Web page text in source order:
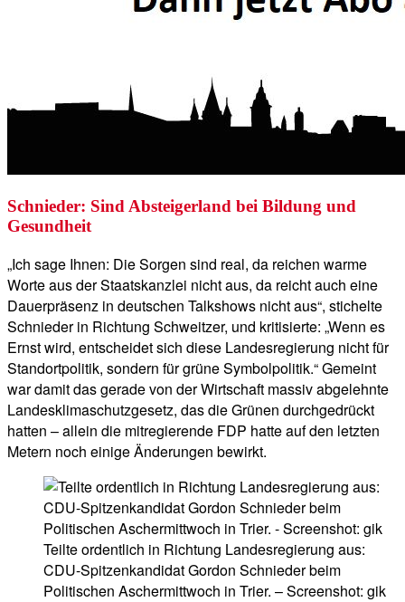
Schnieder: Sind Absteigerland bei Bildung und
Gesundheit
„Ich sage Ihnen: Die Sorgen sind real, da reichen warme
Worte aus der Staatskanzlei nicht aus, da reicht auch eine
Dauerpräsenz in deutschen Talkshows nicht aus“, stichelte
Schnieder in Richtung Schweitzer, und kritisierte: „Wenn es
Ernst wird, entscheidet sich diese Landesregierung nicht für
Standortpolitik, sondern für grüne Symbolpolitik.“ Gemeint
war damit das gerade von der Wirtschaft massiv abgelehnte
Landesklimaschutzgesetz, das die Grünen durchgedrückt
hatten – allein die mitregierende FDP hatte auf den letzten
Metern noch einige Änderungen bewirkt.
Teilte ordentlich in Richtung Landesregierung aus:
CDU-Spitzenkandidat Gordon Schnieder beim
Politischen Aschermittwoch in Trier. – Screenshot: gik